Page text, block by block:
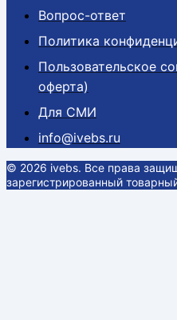
Вопрос-ответ
Политика
Пользовательское
оферта)
Для СМИ
info@ivebs.ru
© 2026 ivebs. Все права
зарегистрированный